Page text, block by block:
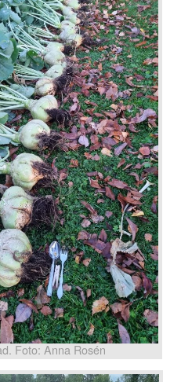
Foto: Anna Rosén